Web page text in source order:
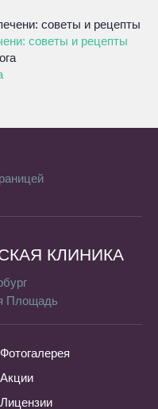
советы и рецепты
КЛИНИКА
Площадь
Фотогалерея
Акции
Лицензии